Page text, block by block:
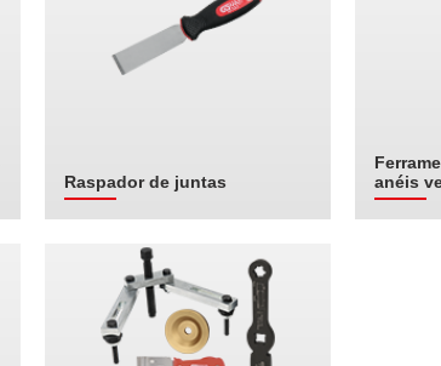
Raspador de juntas
anéis